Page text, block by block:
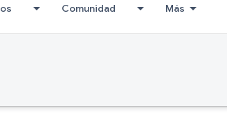
Comunidad Más